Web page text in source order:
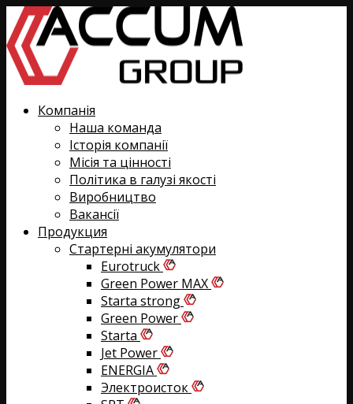
Компанія
Наша команда
Історія компанії
Місія та цінності
Політика в галузі якості
Виробництво
Вакансії
Продукция
Стартерні акумулятори
Eurotruck
Green Power MAX
Starta strong
Green Power
Starta
Jet Power
ENERGIA
Электроисток